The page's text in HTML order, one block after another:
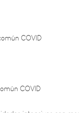
intensivos con respirador